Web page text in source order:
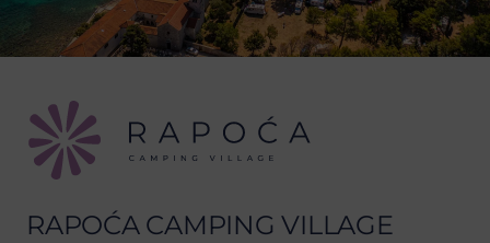
RAPOĆA CAMPING VILLAGE